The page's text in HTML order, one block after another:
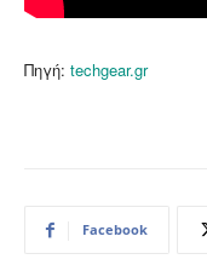
Πηγή: techgear.gr
Facebook